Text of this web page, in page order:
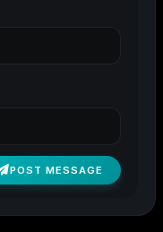
POST MESSAGE